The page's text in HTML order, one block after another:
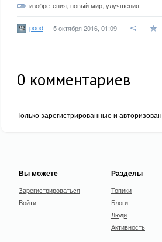
изобретения новый мир улучшения
pood 5 октября 2016, 01:09
0 комментариев
Только зарегистрированные и
Вы можете
Зарегистрироваться
Войти
Разделы
Топики
Блоги
Люди
Активность